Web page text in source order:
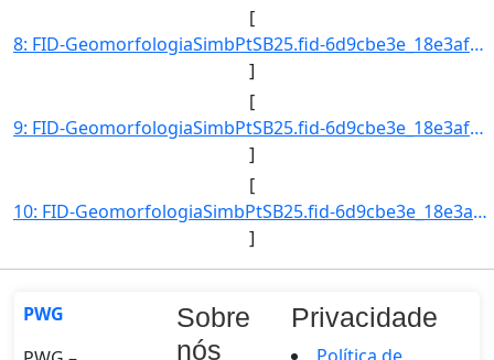
[
8: FID-GeomorfologiaSimbPtSB25.fid-6d9cbe3e_18e3af5da6c_29e1-Folha-SB25-Codigo_Grupo_Genese-1-Nome_Grup]
]
[
9: FID-GeomorfologiaSimbPtSB25.fid-6d9cbe3e_18e3af5da6c_29e2-Folha-SB25-Codigo_Grupo_Genese-1-Nome_Grup]
]
[
10: FID-GeomorfologiaSimbPtSB25.fid-6d9cbe3e_18e3af5da6c_29e3-Folha-SB25-Codigo_Grupo_Genese-1-Nome_Grup]
]
PWG
Sobre
nós
Privacidade
Política de